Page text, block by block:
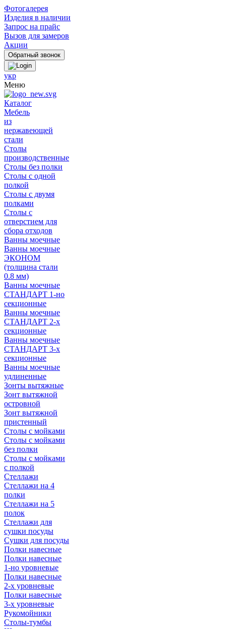
Фотогалерея
Изделия в наличии
Запрос на прайс
Вызов для замеров
Акции
укр
Меню
Каталог
Мебель
из
нержавеющей
стали
Столы
производственные
Столы без полки
Столы с одной
полкой
Столы с двумя
полками
Столы с
отверстием для
сбора отходов
Ванны моечные
Ванны моечные
ЭКОНОМ
(толщина стали
0.8 мм)
Ванны моечные
СТАНДАРТ 1-но
секционные
Ванны моечные
СТАНДАРТ 2-х
секционные
Ванны моечные
СТАНДАРТ 3-х
секционные
Ванны моечные
удлиненные
Зонты вытяжные
Зонт вытяжной
островной
Зонт вытяжной
пристенный
Столы с мойками
Столы с мойками
без полки
Столы с мойками
с полкой
Стеллажи
Стеллажи на 4
полки
Стеллажи на 5
полок
Стеллажи для
сушки посуды
Сушки для посуды
Полки навесные
Полки навесные
1-но уровневые
Полки навесные
2-х уровневые
Полки навесные
3-х уровневые
Рукомойники
Столы-тумбы